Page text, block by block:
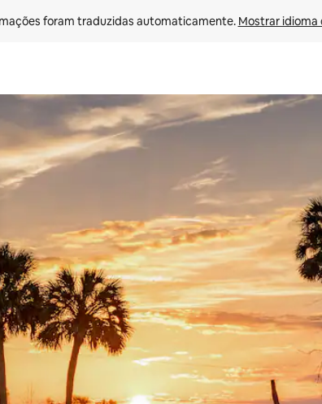
foram traduzidas automaticamente. Mostrar idioma
as seta para cima e para baixo do teclado ou tocando e